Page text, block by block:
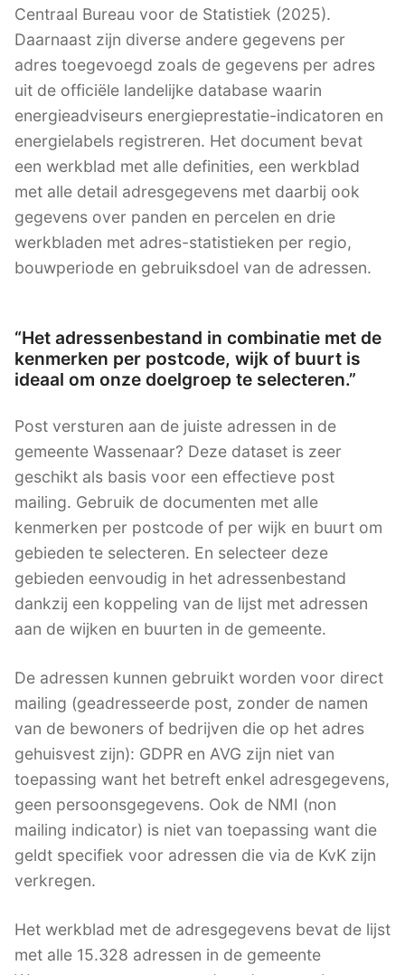
Centraal Bureau voor de Statistiek (2025).
Daarnaast zijn diverse andere gegevens per
adres toegevoegd zoals de gegevens per adres
uit de officiële landelijke database waarin
energieadviseurs energieprestatie-indicatoren en
energielabels registreren. Het document bevat
een werkblad met alle definities, een werkblad
met alle detail adresgegevens met daarbij ook
gegevens over panden en percelen en drie
werkbladen met adres-statistieken per regio,
bouwperiode en gebruiksdoel van de adressen.
“Het adressenbestand in combinatie met de
kenmerken per postcode, wijk of buurt is
ideaal om onze doelgroep te selecteren.”
Post versturen aan de juiste adressen in de
gemeente Wassenaar? Deze dataset is zeer
geschikt als basis voor een effectieve post
mailing. Gebruik de documenten met alle
kenmerken per postcode of per wijk en buurt om
gebieden te selecteren. En selecteer deze
gebieden eenvoudig in het adressenbestand
dankzij een koppeling van de lijst met adressen
aan de wijken en buurten in de gemeente.
De adressen kunnen gebruikt worden voor direct
mailing (geadresseerde post, zonder de namen
van de bewoners of bedrijven die op het adres
gehuisvest zijn): GDPR en AVG zijn niet van
toepassing want het betreft enkel adresgegevens,
geen persoonsgegevens. Ook de NMI (non
mailing indicator) is niet van toepassing want die
geldt specifiek voor adressen die via de KvK zijn
verkregen.
Het werkblad met de adresgegevens bevat de lijst
met alle 15.328 adressen in de gemeente